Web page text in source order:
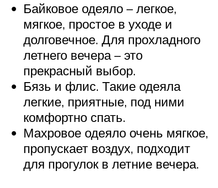
Байковое одеяло – легкое,
мягкое, простое в уходе и
долговечное. Для прохладного
летнего вечера – это
прекрасный выбор.
Бязь и флис. Такие одеяла
легкие, приятные, под ними
комфортно спать.
Махровое одеяло очень мягкое,
пропускает воздух, подходит
для прогулок в летние вечера.